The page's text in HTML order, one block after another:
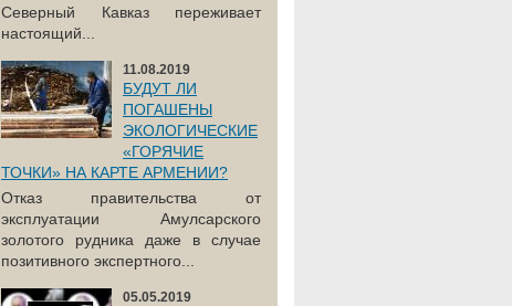
Северный Кавказ переживает
настоящий...
11.08.2019
БУДУТ ЛИ
ПОГАШЕНЫ
ЭКОЛОГИЧЕСКИЕ
«ГОРЯЧИЕ
ТОЧКИ» НА КАРТЕ АРМЕНИИ?
Отказ правительства от
эксплуатации Амулсарского
золотого рудника даже в случае
позитивного экспертного...
05.05.2019